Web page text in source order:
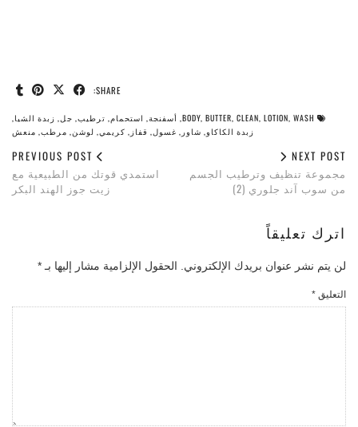
SHARE:
BODY, BUTTER, CLEAN, LOTION, WASH, أسفنجة, استحمام, ترطيب, جل, زبدة الشيا,
زبدة الكاكاو, شاور, غسول, قفاز, كريمي, لوشن, مرطب, منعش
استمدي قوتك من الطبيعية مع
زيت جوز الهند البكر
NEXT POST
مجموعة تنظيف وترطيب الجسم
من سوب آند جلوري (2)
اترك تعليقاً
لن يتم نشر عنوان بريدك الإلكتروني. الحقول الإلزامية مشار إليها بـ*
التعليق *